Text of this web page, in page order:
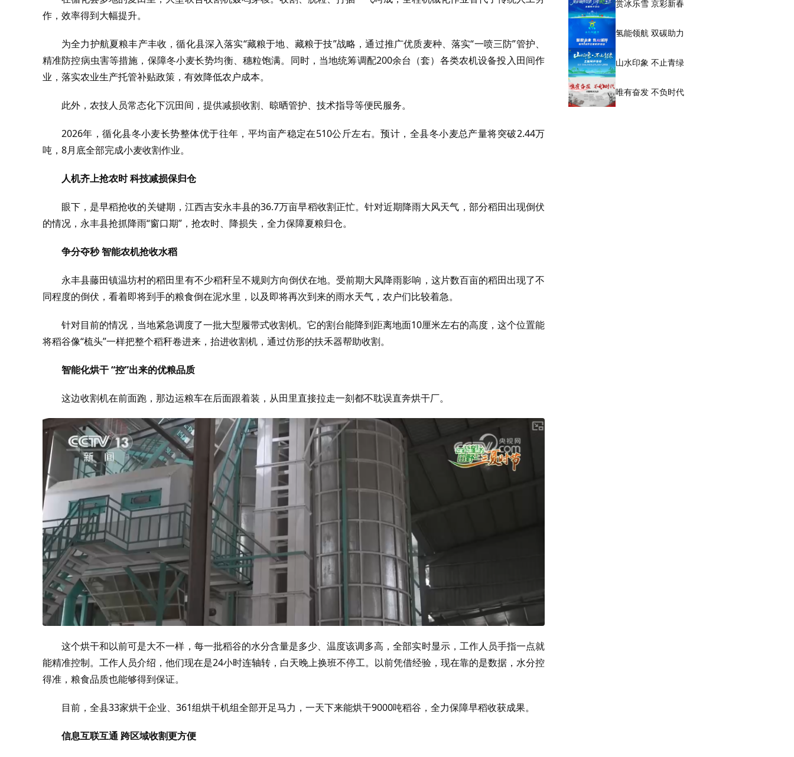
作，效率得到大幅提升。
为全力护航夏粮丰产丰收，循化县深入落实“藏粮于地、藏粮于技”战略，通过推广优质麦种、落实“一喷三防”管护、
精准防控病虫害等措施，保障冬小麦长势均衡、穗粒饱满。同时，当地统筹调配200余台（套）各类农机设备投入田间作
业，落实农业生产托管补贴政策，有效降低农户成本。
此外，农技人员常态化下沉田间，提供减损收割、晾晒管护、技术指导等便民服务。
2026年，循化县冬小麦长势整体优于往年，平均亩产稳定在510公斤左右。预计，全县冬小麦总产量将突破2.44万
吨，8月底全部完成小麦收割作业。
人机齐上抢农时 科技减损保归仓
眼下，是早稻抢收的关键期，江西吉安永丰县的36.7万亩早稻收割正忙。针对近期降雨大风天气，部分稻田出现倒伏
的情况，永丰县抢抓降雨“窗口期”，抢农时、降损失，全力保障夏粮归仓。
争分夺秒 智能农机抢收水稻
永丰县藤田镇温坊村的稻田里有不少稻秆呈不规则方向倒伏在地。受前期大风降雨影响，这片数百亩的稻田出现了不
同程度的倒伏，看着即将到手的粮食倒在泥水里，以及即将再次到来的雨水天气，农户们比较着急。
针对目前的情况，当地紧急调度了一批大型履带式收割机。它的割台能降到距离地面10厘米左右的高度，这个位置能
将稻谷像“梳头”一样把整个稻秆卷进来，抬进收割机，通过仿形的扶禾器帮助收割。
智能化烘干 “控”出来的优粮品质
这边收割机在前面跑，那边运粮车在后面跟着装，从田里直接拉走一刻都不耽误直奔烘干厂。
这个烘干和以前可是大不一样，每一批稻谷的水分含量是多少、温度该调多高，全部实时显示，工作人员手指一点就
能精准控制。工作人员介绍，他们现在是24小时连轴转，白天晚上换班不停工。以前凭借经验，现在靠的是数据，水分控
得准，粮食品质也能够得到保证。
目前，全县33家烘干企业、361组烘干机组全部开足马力，一天下来能烘干9000吨稻谷，全力保障早稻收获成果。
信息互联互通 跨区域收割更方便
赏冰乐雪 京彩新春
氢能领航 双碳助力
山水印象 不止青绿
唯有奋发 不负时代